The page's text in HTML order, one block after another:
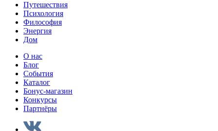
Путешествия
Психология
Философия
Энергия
Дом
О нас
Блог
События
Каталог
Бонус-магазин
Конкурсы
Партнёры